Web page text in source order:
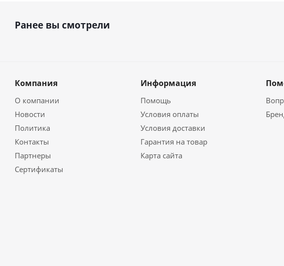
Ранее вы смотрели
Компания
О компании
Новости
Политика
Контакты
Партнеры
Сертификаты
Информация
Помощь
Условия оплаты
Условия доставки
Гарантия на товар
Карта сайта